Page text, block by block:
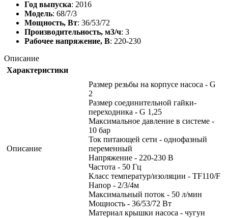
Год выпуска: 2016
Модель: 68/7/3
Мощность, Вт: 36/53/72
Производительность, м3/ч: 3
Рабочее напряжение, В: 220-230
Описание
Характеристики
Описание
Размер резьбы на корпусе насоса - G
2
Размер соединительной гайки-
переходника - G 1,25
Максимальное давление в системе -
10 бар
Ток питающей сети - однофазный
переменный
Напряжение - 220-230 В
Частота - 50 Гц
Класс температур/изоляции - TF110/F
Напор - 2/3/4м
Максимальный поток - 50 л/мин
Мощность - 36/53/72 Вт
Материал крышки насоса - чугун